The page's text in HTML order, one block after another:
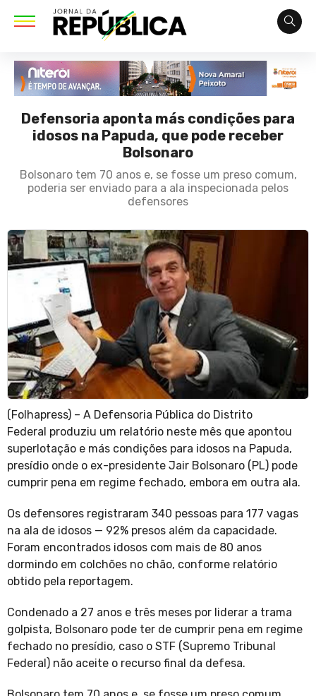
Defensoria aponta más condições para
idosos na Papuda, que pode receber
Bolsonaro
Bolsonaro tem 70 anos e, se fosse um preso comum,
poderia ser enviado para a ala inspecionada pelos
defensores
(Folhapress) – A Defensoria Pública do Distrito
Federal produziu um relatório neste mês que apontou
superlotação e más condições para idosos na Papuda,
presídio onde o ex-presidente Jair Bolsonaro (PL) pode
cumprir pena em regime fechado, embora em outra ala.
Os defensores registraram 340 pessoas para 177 vagas
na ala de idosos — 92% presos além da capacidade.
Foram encontrados idosos com mais de 80 anos
dormindo em colchões no chão, conforme relatório
obtido pela reportagem.
Condenado a 27 anos e três meses por liderar a trama
golpista, Bolsonaro pode ter de cumprir pena em regime
fechado no presídio, caso o STF (Supremo Tribunal
Federal) não aceite o recurso final da defesa.